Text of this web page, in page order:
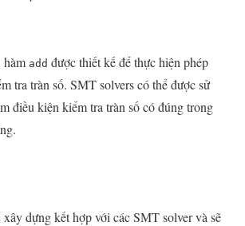
hàm add được thiết kế để thực hiện phép
tra tràn số. SMT solvers có thể được sử
điều kiện kiểm tra tràn số có đúng trong
dựng kết hợp với các SMT solver và sẽ